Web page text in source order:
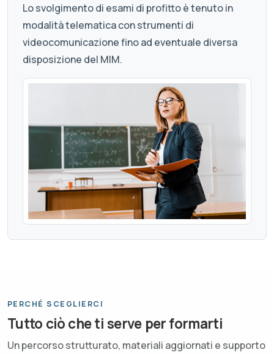
Lo svolgimento di esami di profitto è tenuto in
modalità telematica con strumenti di
videocomunicazione fino ad eventuale diversa
disposizione del MIM.
PERCHÉ SCEGLIERCI
Tutto ciò che ti serve per formarti
Un percorso strutturato, materiali aggiornati e supporto